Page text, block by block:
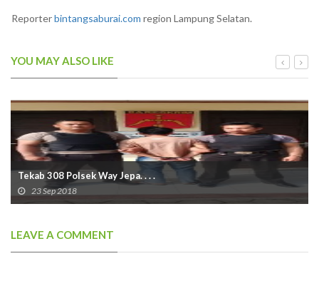
Reporterbintangsaburai.com region Lampung Selatan.
YOU MAY ALSO LIKE
Tekab 308 Polsek Way Jepa. . . .
23 Sep 2018
LEAVE A COMMENT